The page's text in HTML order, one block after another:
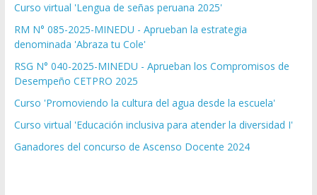
Curso virtual 'Lengua de señas peruana 2025'
RM N° 085-2025-MINEDU - Aprueban la estrategia
denominada 'Abraza tu Cole'
RSG N° 040-2025-MINEDU - Aprueban los Compromisos de
Desempeño CETPRO 2025
Curso 'Promoviendo la cultura del agua desde la escuela'
Curso virtual 'Educación inclusiva para atender la diversidad I'
Ganadores del concurso de Ascenso Docente 2024